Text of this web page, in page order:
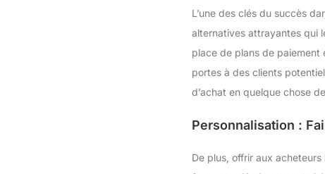
L’une des clés du succès
alternatives attrayantes qui
place de plans de paiement
portes à des clients
d’achat en quelque chose
Personnalisation :
De plus, offrir aux